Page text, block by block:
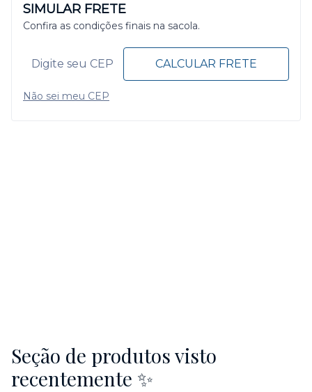
SIMULAR FRETE
Confira as condições finais na sacola.
CALCULAR FRETE
Não sei meu CEP
Seção de produtos visto
recentemente ✨